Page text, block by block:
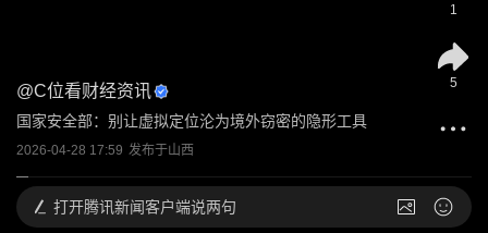
@C位看财经资讯
国家安全部：别让虚拟定位沦为境外窃密的隐形工具
2026-04-28 17:59 发布于山西
1
5
打开腾讯新闻客户端说两句